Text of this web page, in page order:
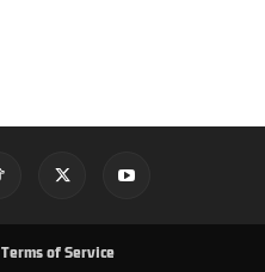
Terms of Service